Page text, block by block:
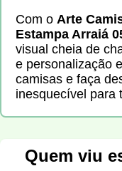
Com o Arte
Estampa Arraiá
visual cheia de
e personalização
camisas e faça
inesquecível para
Quem viu